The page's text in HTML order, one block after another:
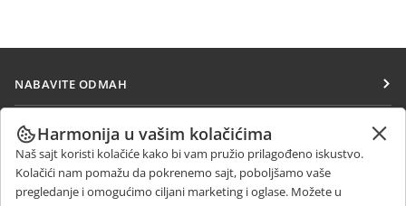
NABAVITE ODMAH
Docs
DocSpace
Workspace
SARAĐUJTE
Za doprinosioce
Za prevodioce
PRIMAJTE VESTI
Blog
Harmonija u vašim kolačićima
Naš sajt koristi kolačiće kako bi vam pružio prilagođeno iskustvo.
Kolačići nam pomažu da pokrenemo sajt, poboljšamo vaše
pregledanje i omogućimo ciljani marketing i oglase. Možete u